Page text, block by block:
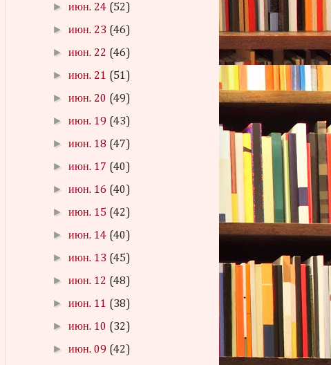
►июн. 24 (52)
►июн. 23 (46)
►июн. 22 (46)
►июн. 21 (51)
►июн. 20 (49)
►июн. 19 (43)
►июн. 18 (47)
►июн. 17 (40)
►июн. 16 (40)
►июн. 15 (42)
►июн. 14 (40)
►июн. 13 (45)
►июн. 12 (48)
►июн. 11 (38)
►июн. 10 (32)
►июн. 09 (42)